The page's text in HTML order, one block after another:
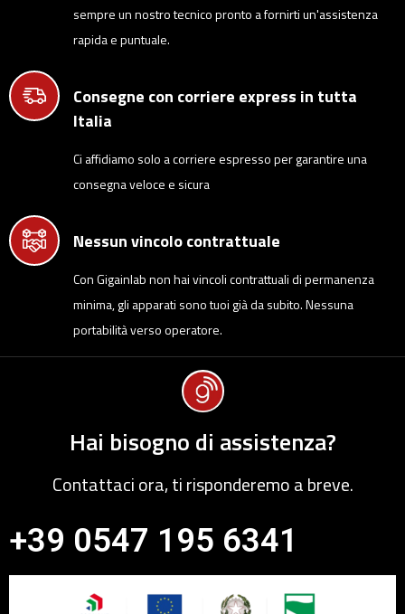
sempre un nostro tecnico pronto a fornirti un'assistenza
rapida e puntuale.
Consegne con corriere express in tutta
Italia
Ci affidiamo solo a corriere espresso per garantire una
consegna veloce e sicura
Nessun vincolo contrattuale
Con Gigainlab non hai vincoli contrattuali di permanenza
minima, gli apparati sono tuoi già da subito. Nessuna
portabilità verso operatore.
Hai bisogno di assistenza?
Contattaci ora, ti risponderemo a breve.
+39 0547 195 6341